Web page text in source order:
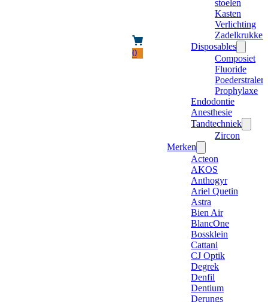
0
stoelen
Kasten
Verlichting
Zadelkrukken
Disposables
Composiet
Fluoride
Poederstraler
Prophylaxe
Endodontie
Anesthesie
Tandtechniek
Zircon
Merken
Acteon
AKOS
Anthogyr
Ariel Quetin
Astra
Bien Air
BlancOne
Bossklein
Cattani
CJ Optik
Degrek
Denfil
Dentium
Derungs